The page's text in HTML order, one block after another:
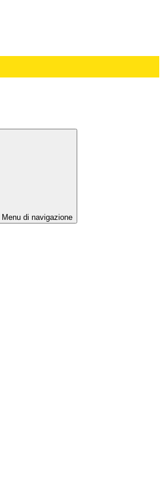
Menu di navigazione